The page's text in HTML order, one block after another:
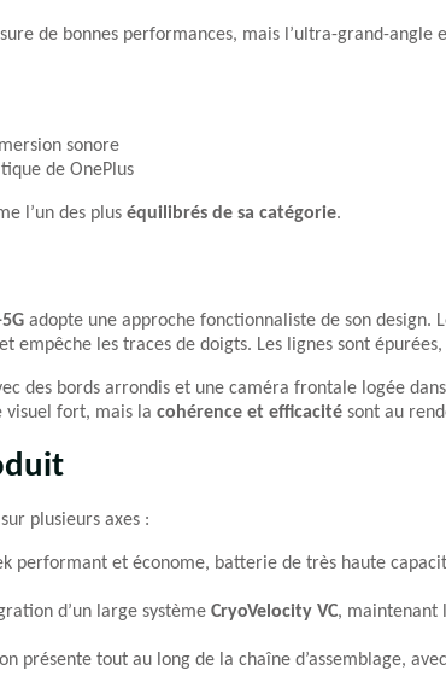
de bonnes performances, mais l’ultra-grand-angle
sonore
de OnePlus
l’un des plus équilibrés de sa catégorie.
adopte une approche fonctionnaliste de son design.
empêche les traces de doigts. Les lignes sont
des bords arrondis et une caméra frontale logée
visuel fort, mais la cohérence et efficacité sont au
plusieurs axes :
performant et économe, batterie de très haute
d’un large système CryoVelocity VC, maintenant
présente tout au long de la chaîne d’assemblage,